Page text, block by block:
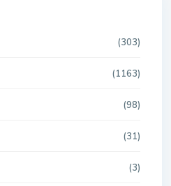
(303)
(1163)
(98)
(31)
(3)